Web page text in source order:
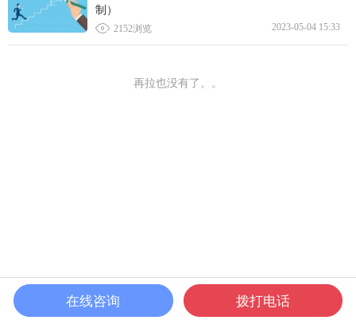
制）
 2152浏览 2023-05-04 15:33
再拉也没有了。。
首页 课程 发现 我的
在线咨询 拨打电话